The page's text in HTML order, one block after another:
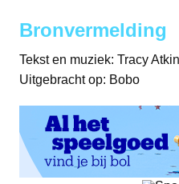
Bronvermelding
Tekst en muziek: Tracy
Uitgebracht op: Bobo